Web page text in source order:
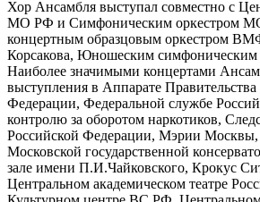
Хор Ансамбля выступал совместно с
МО РФ и Симфоническим оркестром
концертным образцовым оркестром
Корсакова, Юношеским симфоническим
Наиболее значимыми концертами
выступления в Аппарате Правительства
Федерации, Федеральной службе
контролю за оборотом наркотиков,
Российской Федерации, Мэрии Москвы,
Московской государственной
зале имени П.И.Чайковского, Крокус
Центральном академическом театре